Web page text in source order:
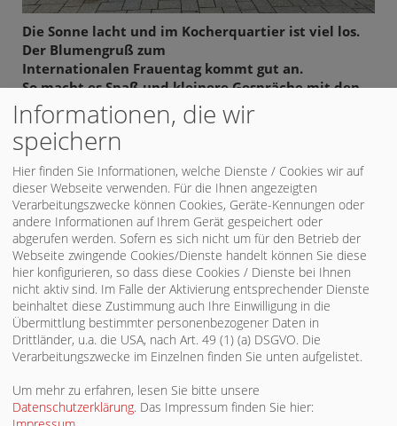
Die Sonne lacht und im Kocherquartier ist viel los.
Der Blumengruß zum
Internationalen Frauentag kommt gut an.
So macht es Spaß und kleinere Gespräche mit den
Passanten runden die
gelungene Aktion ab.
Veröffentlicht am 12.03.2024
«Wahlkampf im Froschgraben am ersten Samstag im Mai 2024
SPD-FRAUEN gewinnen Kandidatinnen
FÜR SIE IN EUROPA
Réne Repasi
DIE SPD IN SCHWÄBISCH
Informationen, die wir
speichern
Hier finden Sie Informationen, welche Dienste / Cookies wir auf
dieser Webseite verwenden. Für die Ihnen angezeigten
Verarbeitungszwecke können Cookies, Geräte-Kennungen oder
andere Informationen auf Ihrem Gerät gespeichert oder
abgerufen werden. Sofern es sich nicht um für den Betrieb der
Webseite zwingende Cookies/Dienste handelt können Sie diese
hier konfigurieren, so dass diese Cookies / Dienste bei Ihnen
nicht aktiv sind. Im Falle der Aktivierung entsprechender Dienste
beinhaltet diese Zustimmung auch Ihre Einwilligung in die
Übermittlung bestimmter personenbezogener Daten in
Drittländer, u.a. die USA, nach Art. 49 (1) (a) DSGVO. Die
Verarbeitungszwecke im Einzelnen finden Sie unten aufgelistet.
Um mehr zu erfahren, lesen Sie bitte unsere
Datenschutzerklärung. Das Impressum finden Sie hier: